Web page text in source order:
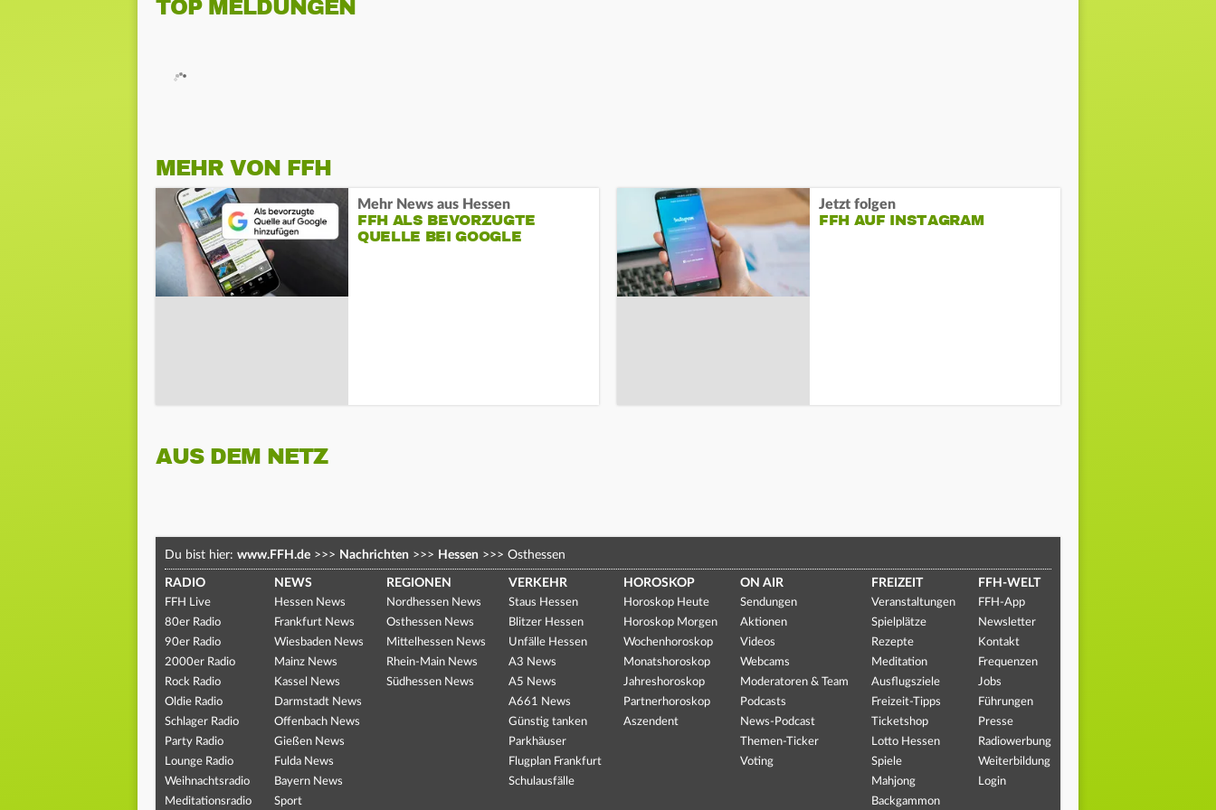
TOP MELDUNGEN
MEHR VON FFH
Mehr News aus Hessen
FFH ALS BEVORZUGTE
QUELLE BEI GOOGLE
Jetzt folgen
FFH AUF INSTAGRAM
AUS DEM NETZ
Du bist hier: www.FFH.de >>> Nachrichten >>> Hessen >>> Osthessen
RADIO
FFH Live
80er Radio
90er Radio
2000er Radio
Rock Radio
Oldie Radio
Schlager Radio
Party Radio
Lounge Radio
Weihnachtsradio
Meditationsradio
NEWS
Hessen News
Frankfurt News
Wiesbaden News
Mainz News
Kassel News
Darmstadt News
Offenbach News
Gießen News
Fulda News
Bayern News
Sport
REGIONEN
Nordhessen News
Osthessen News
Mittelhessen News
Rhein-Main News
Südhessen News
VERKEHR
Staus Hessen
Blitzer Hessen
Unfälle Hessen
A3 News
A5 News
A661 News
Günstig tanken
Parkhäuser
Flugplan Frankfurt
Schulausfälle
HOROSKOP
Horoskop Heute
Horoskop Morgen
Wochenhoroskop
Monatshoroskop
Jahreshoroskop
Partnerhoroskop
Aszendent
ON AIR
Sendungen
Aktionen
Videos
Webcams
Moderatoren & Team
Podcasts
News-Podcast
Themen-Ticker
Voting
FREIZEIT
Veranstaltungen
Spielplätze
Rezepte
Meditation
Ausflugsziele
Freizeit-Tipps
Ticketshop
Lotto Hessen
Spiele
Mahjong
Backgammon
FFH-WELT
FFH-App
Newsletter
Kontakt
Frequenzen
Jobs
Führungen
Presse
Radiowerbung
Weiterbildung
Login